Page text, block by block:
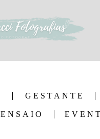
GESTANTE
ENSAIO